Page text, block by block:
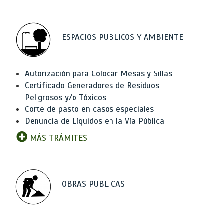
ESPACIOS PUBLICOS Y AMBIENTE
Autorización para Colocar Mesas y Sillas
Certificado Generadores de Residuos
Peligrosos y/o Tóxicos
Corte de pasto en casos especiales
Denuncia de Líquidos en la Vía Pública
MÁS TRÁMITES
OBRAS PUBLICAS